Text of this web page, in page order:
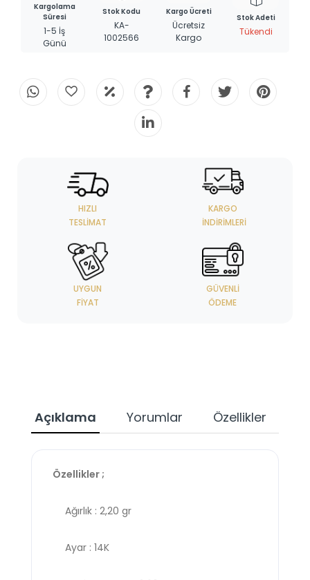
Kargolama
Süresi
1-5 İş
Günü
Stok Kodu
KA-
1002566
Kargo Ücreti
Ücretsiz
Kargo
Stok Adeti
Tükendi
HIZLI
TESLIMAT
KARGO
İNDIRIMLERI
UYGUN
FIYAT
GÜVENLI
ÖDEME
Açıklama Yorumlar Özellikler
Özellikler ;
Ağırlık : 2,20 gr
Ayar : 14K